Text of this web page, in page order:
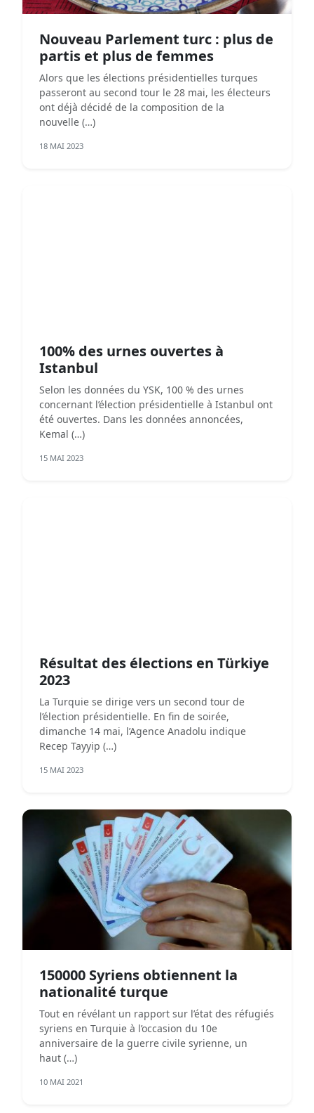
Nouveau Parlement turc : plus de
partis et plus de femmes
Alors que les élections présidentielles turques
passeront au second tour le 28 mai, les électeurs
ont déjà décidé de la composition de la
nouvelle (…)
18 MAI 2023
100% des urnes ouvertes à
Istanbul
Selon les données du YSK, 100 % des urnes
concernant l’élection présidentielle à Istanbul ont
été ouvertes. Dans les données annoncées,
Kemal (…)
15 MAI 2023
Résultat des élections en Türkiye
2023
La Turquie se dirige vers un second tour de
l’élection présidentielle. En fin de soirée,
dimanche 14 mai, l’Agence Anadolu indique
Recep Tayyip (…)
15 MAI 2023
150000 Syriens obtiennent la
nationalité turque
Tout en révélant un rapport sur l’état des réfugiés
syriens en Turquie à l’occasion du 10e
anniversaire de la guerre civile syrienne, un
haut (…)
10 MAI 2021